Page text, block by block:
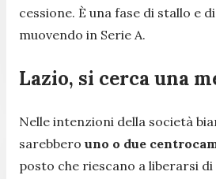
cessione. È una fase di stallo e
muovendo in Serie A.
Lazio, si cerca una
Nelle intenzioni della società
sarebbero uno o due
posto che riescano a liberarsi di